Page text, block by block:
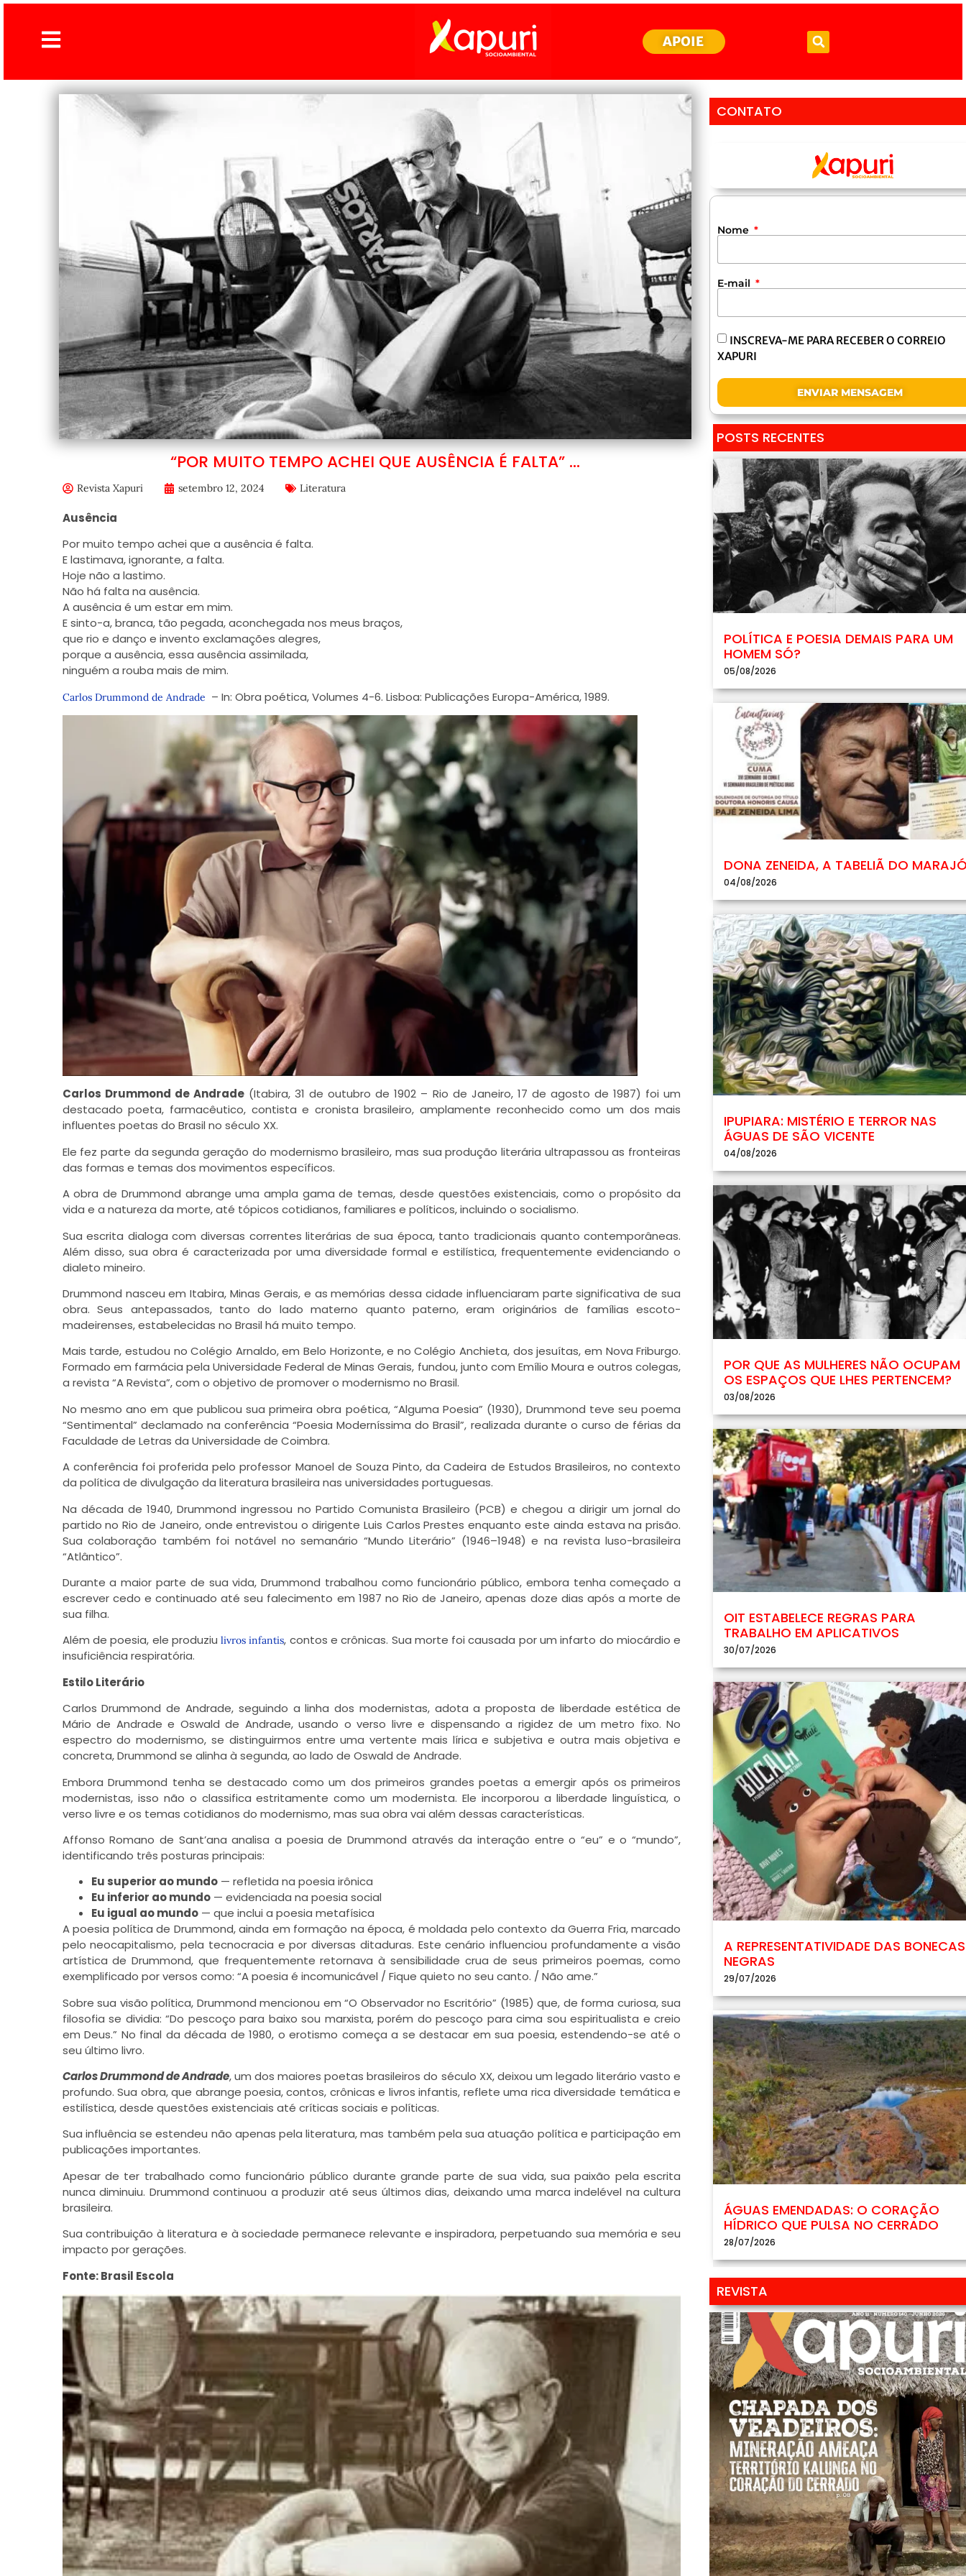
APOIE
“POR MUITO TEMPO ACHEI QUE AUSÊNCIA É FALTA” …
Revista Xapuri setembro 12, 2024 Literatura
Ausência
Por muito tempo achei que a ausência é falta.
E lastimava, ignorante, a falta.
Hoje não a lastimo.
Não há falta na ausência.
A ausência é um estar em mim.
E sinto-a, branca, tão pegada, aconchegada nos meus braços,
que rio e danço e invento exclamações alegres,
porque a ausência, essa ausência assimilada,
ninguém a rouba mais de mim.
Carlos Drummond de Andrade – In: Obra poética, Volumes 4-6. Lisboa: Publicações Europa-América, 1989.
Carlos Drummond de Andrade(Itabira, 31 de outubro de 1902 – Rio de Janeiro, 17 de agosto de 1987) foi um
destacado poeta, farmacêutico, contista e cronista brasileiro, amplamente reconhecido como um dos mais
influentes poetas do Brasil no século XX.
Ele fez parte dasegunda geração do modernismo brasileiro, mas sua produção literária ultrapassou as fronteiras
das formas e temas dos movimentos específicos.
A obra de Drummond abrange uma ampla gama de temas, desde questões existenciais, como o propósito da
vida e a natureza da morte, até tópicos cotidianos, familiares e políticos, incluindo o socialismo.
Sua escrita dialoga com diversas correntes literárias de sua época, tanto tradicionais quanto contemporâneas.
Além disso, sua obra é caracterizada por uma diversidade formal e estilística, frequentemente evidenciando o
dialeto mineiro.
Drummond nasceu em Itabira, Minas Gerais, e as memórias dessa cidade influenciaram parte significativa de sua
obra. Seus antepassados, tanto do lado materno quanto paterno, eram originários de famílias escoto-
madeirenses, estabelecidas no Brasil há muito tempo.
Mais tarde, estudou no Colégio Arnaldo, em Belo Horizonte, e no Colégio Anchieta, dos jesuítas, em Nova Friburgo.
Formado em farmácia pela Universidade Federal de Minas Gerais, fundou, junto com Emílio Moura e outros colegas,
a revista “A Revista”, com o objetivo de promover o modernismo no Brasil.
No mesmo ano em que publicou sua primeira obra poética, “Alguma Poesia” (1930), Drummond teve seu poema
“Sentimental” declamado na conferência “Poesia Moderníssima do Brasil”, realizada durante o curso de férias da
Faculdade de Letras da Universidade de Coimbra.
A conferência foi proferida pelo professor Manoel de Souza Pinto, da Cadeira de Estudos Brasileiros, no contexto
da política de divulgação da literatura brasileira nas universidades portuguesas.
Na década de 1940, Drummond ingressou no Partido Comunista Brasileiro (PCB) e chegou a dirigir um jornal do
partido no Rio de Janeiro, onde entrevistou o dirigente Luis Carlos Prestes enquanto este ainda estava na prisão.
Sua colaboração também foi notável no semanário “Mundo Literário” (1946–1948) e na revista luso-brasileira
“Atlântico”.
Durante a maior parte de sua vida, Drummond trabalhou como funcionário público, embora tenha começado a
escrever cedo e continuado até seu falecimento em 1987 no Rio de Janeiro, apenas doze dias após a morte de
sua filha.
Além de poesia, ele produziulivros infantis, contos e crônicas. Sua morte foi causada por um infarto do miocárdio e
insuficiência respiratória.
Estilo Literário
Carlos Drummond de Andrade, seguindo a linha dos modernistas, adota a proposta de liberdade estética de
Mário de Andrade e Oswald de Andrade, usando o verso livre e dispensando a rigidez de um metro fixo. No
espectro do modernismo, se distinguirmos entre uma vertente mais lírica e subjetiva e outra mais objetiva e
concreta, Drummond se alinha à segunda, ao lado de Oswald de Andrade.
Embora Drummond tenha se destacado como um dos primeiros grandes poetas a emergir após os primeiros
modernistas, isso não o classifica estritamente como um modernista. Ele incorporou a liberdade linguística, o
verso livre e os temas cotidianos do modernismo, mas sua obra vai além dessas características.
Affonso Romano de Sant’ana analisa a poesia de Drummond através da interação entre o “eu” e o “mundo”,
identificando três posturas principais:
Eu superior ao mundo— refletida na poesia irônica
Eu inferior ao mundo— evidenciada na poesia social
Eu igual ao mundo— que inclui a poesia metafísica
A poesia política de Drummond, ainda em formação na época, é moldada pelo contexto da Guerra Fria, marcado
pelo neocapitalismo, pela tecnocracia e por diversas ditaduras. Este cenário influenciou profundamente a visão
artística de Drummond, que frequentemente retornava à sensibilidade crua de seus primeiros poemas, como
exemplificado por versos como: “A poesia é incomunicável / Fique quieto no seu canto. / Não ame.”
Sobre sua visão política, Drummond mencionou em “O Observador no Escritório” (1985) que, de forma curiosa, sua
filosofia se dividia: “Do pescoço para baixo sou marxista, porém do pescoço para cima sou espiritualista e creio
em Deus.” No final da década de 1980, o erotismo começa a se destacar em sua poesia, estendendo-se até o
seu último livro.
Carlos Drummond de Andrade, um dos maiores poetas brasileiros do século XX, deixou um legado literário vasto e
profundo. Sua obra, que abrange poesia, contos, crônicas e livros infantis, reflete uma rica diversidade temática e
estilística, desde questões existenciais até críticas sociais e políticas.
Sua influência se estendeu não apenas pela literatura, mas também pela sua atuação política e participação em
publicações importantes.
Apesar de ter trabalhado como funcionário público durante grande parte de sua vida, sua paixão pela escrita
nunca diminuiu. Drummond continuou a produzir até seus últimos dias, deixando uma marca indelével na cultura
brasileira.
Sua contribuição à literatura e à sociedade permanece relevante e inspiradora, perpetuando sua memória e seu
impacto por gerações.
Fonte: Brasil Escola
CONTATO
Nome
E-mail
INSCREVA-ME PARA RECEBER O CORREIO
XAPURI
ENVIAR MENSAGEM
POSTS RECENTES
POLÍTICA E POESIA DEMAIS PARA UM
HOMEM SÓ?
05/08/2026
DONA ZENEIDA, A TABELIÃ DO
04/08/2026
IPUPIARA: MISTÉRIO E TERROR NAS
ÁGUAS DE SÃO VICENTE
04/08/2026
POR QUE AS MULHERES NÃO OCUPAM
OS ESPAÇOS QUE LHES PERTENCEM?
03/08/2026
OIT ESTABELECE REGRAS PARA
TRABALHO EM APLICATIVOS
30/07/2026
A REPRESENTATIVIDADE DAS BONECAS
NEGRAS
29/07/2026
ÁGUAS EMENDADAS: O CORAÇÃO
HÍDRICO QUE PULSA NO CERRADO
28/07/2026
REVISTA